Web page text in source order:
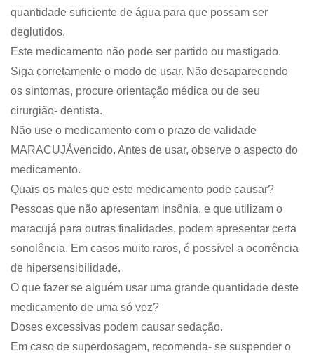
quantidade suficiente de água para que possam ser
deglutidos.
Este medicamento não pode ser partido ou mastigado.
Siga corretamente o modo de usar. Não desaparecendo
os sintomas, procure orientação médica ou de seu
cirurgião- dentista.
Não use o medicamento com o prazo de validade
MARACUJÁvencido. Antes de usar, observe o aspecto do
medicamento.
Quais os males que este medicamento pode causar?
Pessoas que não apresentam insônia, e que utilizam o
maracujá para outras finalidades, podem apresentar certa
sonolência. Em casos muito raros, é possível a ocorrência
de hipersensibilidade.
O que fazer se alguém usar uma grande quantidade deste
medicamento de uma só vez?
Doses excessivas podem causar sedação.
Em caso de superdosagem, recomenda- se suspender o